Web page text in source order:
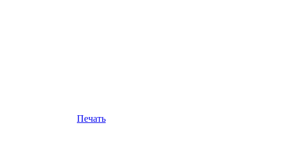
Печать